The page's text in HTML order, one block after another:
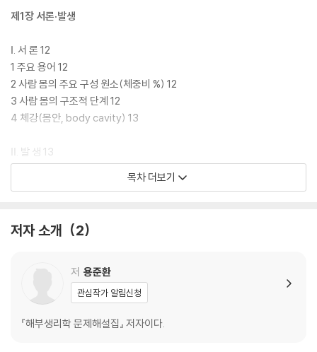
제1장 서론·발생
Ⅰ. 서 론 12
1 주요 용어 12
2 사람 몸의 주요 구성 원소(체중비 %) 12
3 사람 몸의 구조적 단계 12
4 체강(몸안, body cavity) 13
Ⅱ. 발 생 13
1 수정 및 분할 13
5 분만 14
제2장 세포·조직
목차 더보기
저자 소개 2
저 용준환
관심작가 알림신청
『해부생리학 문제해설집』 저자이다.